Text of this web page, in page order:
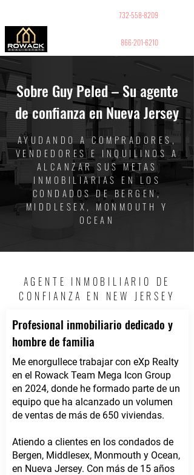
732-558-8209
866-201-6210
Sobre Guy Peled – Su agente
de confianza en Nueva Jersey
AYUDANDO A COMPRADORES,
VENDEDORES E INQUILINOS A
ALCANZAR SUS METAS
INMOBILIARIAS EN LOS
CONDADOS DE BERGEN,
MIDDLESEX, MONMOUTH Y
OCEAN
AGENTE INMOBILIARIO DE
CONFIANZA EN NEW JERSEY
Profesional inmobiliario dedicado y
hombre de familia
Me enorgullece trabajar con eXp Realty
en el Rowack Team Mega Icon Group
en 2024, donde he formado parte de un
equipo que ha alcanzado un volumen
de ventas de más de 650 viviendas.
Atiendo a clientes en los condados de
Bergen, Middlesex, Monmouth y Ocean,
en Nueva Jersey. Con más de 15 años